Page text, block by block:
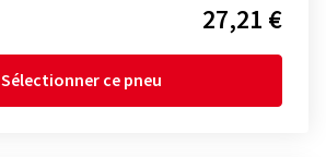
27,21 €
Sélectionner ce pneu